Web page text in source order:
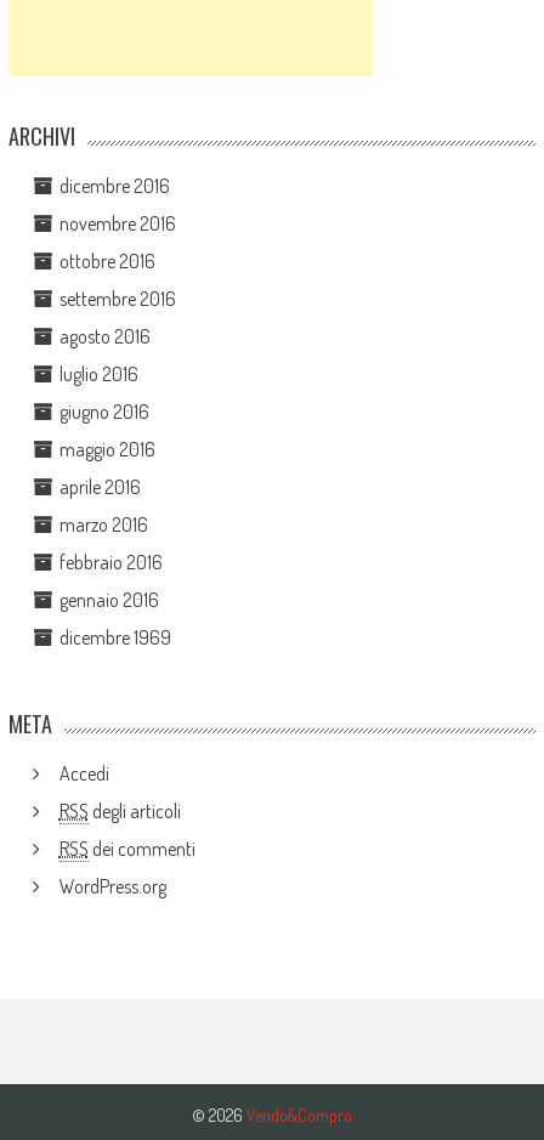
ARCHIVI
dicembre 2016
novembre 2016
ottobre 2016
settembre 2016
agosto 2016
luglio 2016
giugno 2016
maggio 2016
aprile 2016
marzo 2016
febbraio 2016
gennaio 2016
dicembre 1969
META
Accedi
RSS degli articoli
RSS dei commenti
WordPress.org
© 2026 Vendo&Compro